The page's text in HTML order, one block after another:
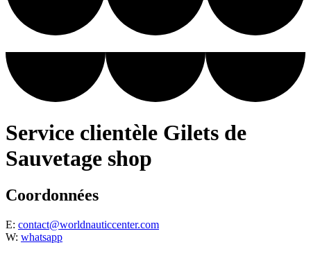
Service clientèle Gilets de
Sauvetage shop
Coordonnées
E: contact@worldnauticcenter.com
W: whatsapp